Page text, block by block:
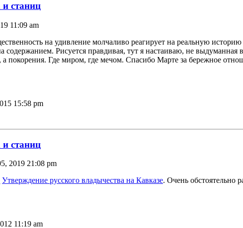
станиц
11:09 am
на удивление молчаливо реагирует на реальную
содержанием. Рисуется правдивая, тут я настаиваю, не
а покорения. Где миром, где мечом. Спасибо Марте за бережное
15:58 pm
станиц
2019 21:08 pm
Утверждение русского владычества на Кавказе. Очень обстоятельно
11:19 am